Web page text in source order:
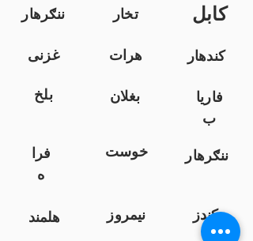
ننګرهار تخار کابل
غزنی هرات
کندهار
بلخ
بغلان
فاریا
ب
فرا
ه
خوست ننګرهار
هلمند نیمروز
کندز